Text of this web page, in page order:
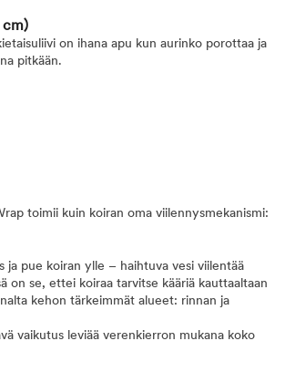
cm)
on ihana apu kun aurinko porottaa ja
pitkään.
toimii kuin koiran oma viilennysmekanismi:
ja pue koiran ylle – haihtuva vesi viilentää
on se, ettei koiraa tarvitse kääriä kauttaaltaan
kehon tärkeimmät alueet: rinnan ja
vaikutus leviää verenkierron mukana koko